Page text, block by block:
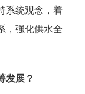
系统观念，着
，强化供水全
发展？